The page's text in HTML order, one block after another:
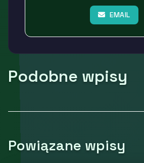
EMAIL
Podobne wpisy
Powiązane wpisy